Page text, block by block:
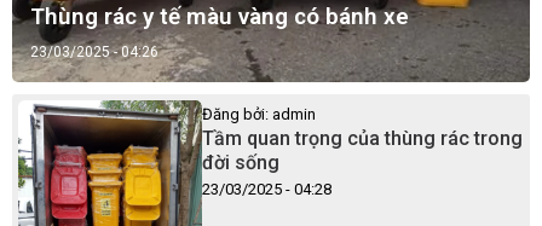
Thùng rác y tế màu vàng có bánh xe
23/03/2025 - 04:26
Đăng bởi: admin
Tầm quan trọng của thùng rác trong
đời sống
23/03/2025 - 04:28